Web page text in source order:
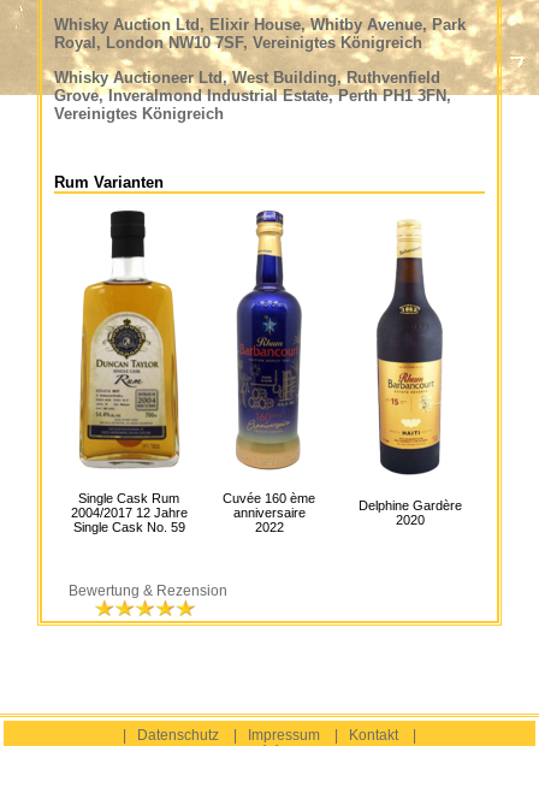
Whisky Auction Ltd, Elixir House, Whitby Avenue, Park
Royal, London NW10 7SF, Vereinigtes Königreich
Whisky Auctioneer Ltd, West Building, Ruthvenfield
Grove, Inveralmond Industrial Estate, Perth PH1 3FN,
Vereinigtes Königreich
Rum Varianten
Single Cask Rum
2004/2017 12 Jahre
Single Cask No. 59
Cuvée 160 ème
anniversaire
2022
Delphine Gardère
2020
Bewertung & Rezension
Datenschutz Impressum Kontakt|